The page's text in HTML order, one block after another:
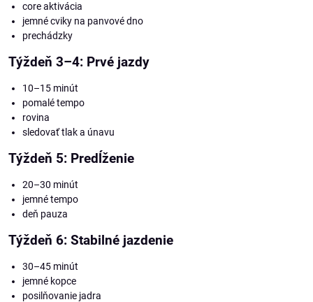
core aktivácia
jemné cviky na panvové dno
prechádzky
Týždeň 3–4: Prvé jazdy
10–15 minút
pomalé tempo
rovina
sledovať tlak a únavu
Týždeň 5: Predĺženie
20–30 minút
jemné tempo
deň pauza
Týždeň 6: Stabilné jazdenie
30–45 minút
jemné kopce
posilňovanie jadra